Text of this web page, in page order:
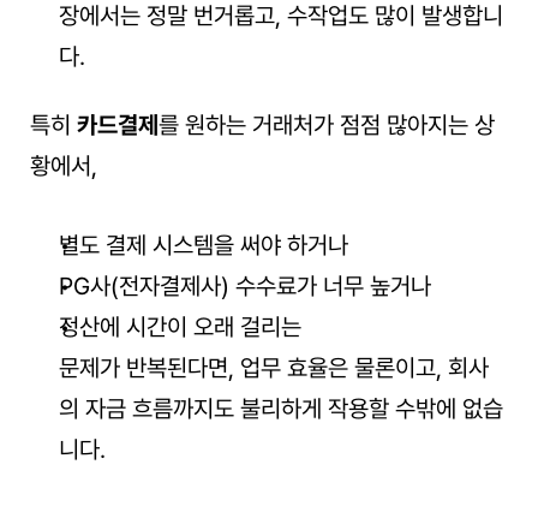
장에서는 정말 번거롭고, 수작업도 많이 발생합니
다.
특히 카드결제 를 원하는 거래처가 점점 많아지는 상
황에서,
별도 결제 시스템을 써야 하거나
PG사(전자결제사) 수수료가 너무 높거나
정산에 시간이 오래 걸리는
문제가 반복된다면, 업무 효율은 물론이고, 회사
의 자금 흐름까지도 불리하게 작용할 수밖에 없습
니다.